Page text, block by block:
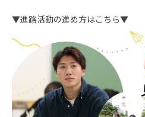
▼進路活動の進め方はこちら▼